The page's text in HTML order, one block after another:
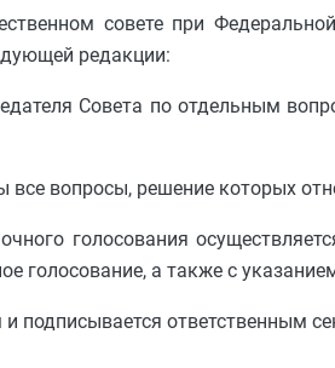
совете при
редакции:
Совета по отдельным
вопросы, решение которых
голосования
голосование, а также с
подписывается ответственным